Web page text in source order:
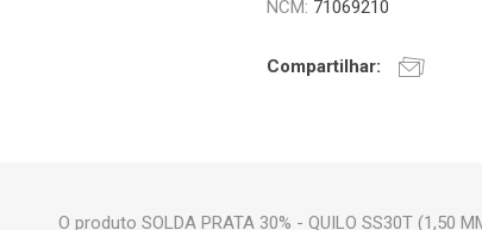
NCM: 71069210
Compartilhar:
O produto SOLDA PRATA 30% - QUILO SS30T (1,50